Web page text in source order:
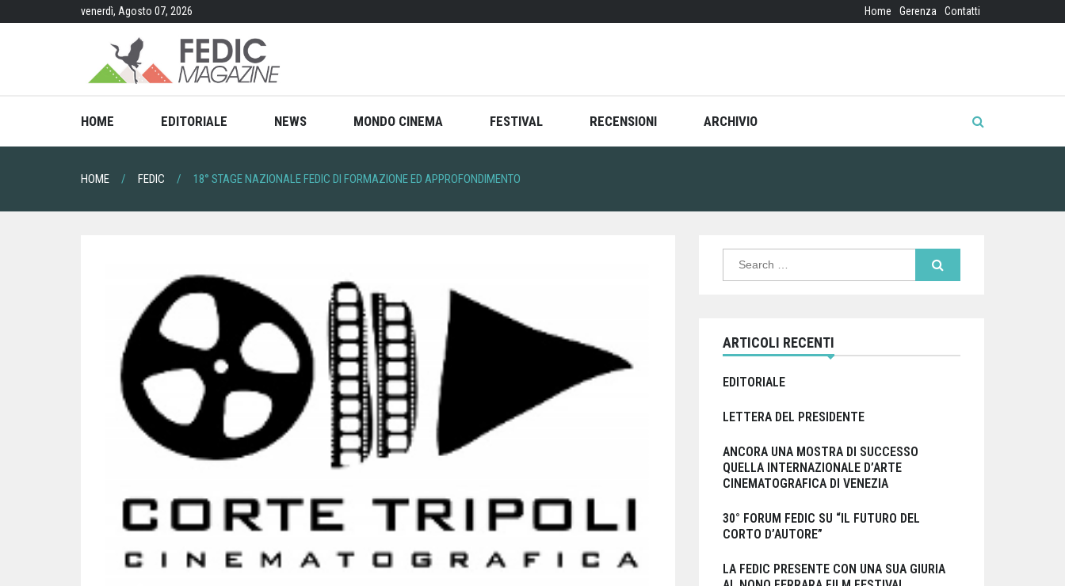
venerdì, Agosto 07, 2026 Home Gerenza Contatti
HOME EDITORIALE NEWS MONDO CINEMA FESTIVAL RECENSIONI ARCHIVIO
HOME FEDIC 18° STAGE NAZIONALE FEDIC DI FORMAZIONE ED APPROFONDIMENTO
ARTICOLI RECENTI
EDITORIALE
LETTERA DEL PRESIDENTE
ANCORA UNA MOSTRA DI SUCCESSO
QUELLA INTERNAZIONALE D’ARTE
CINEMATOGRAFICA DI VENEZIA
30° FORUM FEDIC SU “IL FUTURO DEL
CORTO D’AUTORE”
LA FEDIC PRESENTE CON UNA SUA GIURIA